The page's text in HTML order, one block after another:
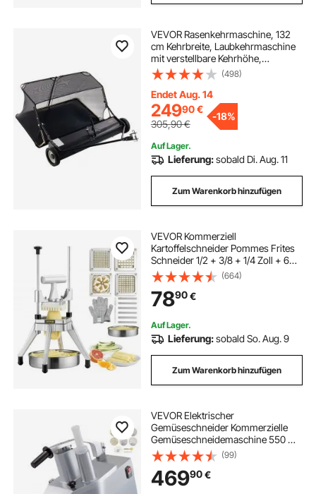
VEVOR Rasenkehrmaschine, 132
cm Kehrbreite, Laubkehrmaschine
mit verstellbare Kehrhöhe,
Rasenkehrer mit 736 L, Laubkehrer,
Anhänge-Kehrmaschine für
Rasentraktor, Garten, Hof,
Rasenpflege
(498)
Endet Aug. 14
24990€
305,90€
-18%
Auf Lager.
Lieferung:sobald Di. Aug. 11
Zum Warenkorb hinzufügen
VEVOR Kommerziell
Kartoffelschneider Pommes Frites
Schneider 1/2 + 3/8 + 1/4 Zoll + 6
Keile, Frittenschneider
Gemüseschneider Zerkleinerer
Obstschneidemaschine mit 6
Ersatzklingen, Edelstahl Zerhacker
(664)
7890€
Auf Lager.
Lieferung:sobald So. Aug. 9
Zum Warenkorb hinzufügen
VEVOR Elektrischer
Gemüseschneider Kommerzielle
Gemüseschneidemaschine 550 W
Schneidemaschine mit 6
Trennscheiben Prozessor für
Gemüse, Professionelle
Küchenmaschine Edelstahl
(99)
46990€